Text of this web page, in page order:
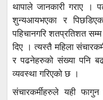
थापाले जानकारी गराए ।
शुन्यआयभएका र
पहिचानगरि शतप्रतिशत
दिए । त्यस्तै महिला
र पढनेहरुको संख्या पनि
व्यवस्था गरिएको छ ।
संचारकर्मीहरुले यही